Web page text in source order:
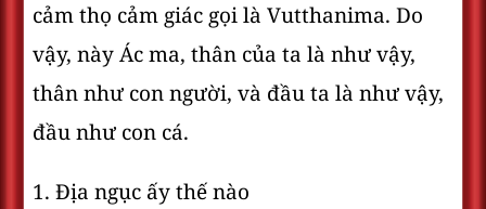
cảm thọ cảm giác gọi là Vutthanima. Do
vậy, này Ác ma, thân của ta là như vậy,
thân như con người, và đầu ta là như vậy,
đầu như con cá.
1. Ðịa ngục ấy thế nào